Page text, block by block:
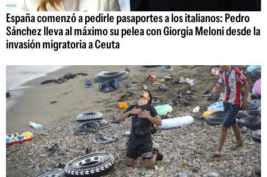
España comenzó a pedirle pasaportes a los italianos: Pedro
Sánchez lleva al máximo su pelea con Giorgia Meloni desde la
invasión migratoria a Ceuta